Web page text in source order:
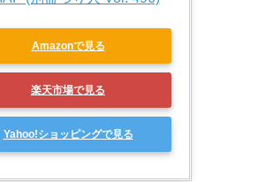
Amazonで見る
楽天市場で見る
Yahoo!ショッピングで見る